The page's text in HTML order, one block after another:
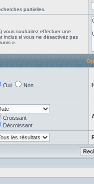
partielles.
vous souhaitez effectuer une
inclus si vous ne désactivez pas
».
Oui Non
Croissant
Décroissant